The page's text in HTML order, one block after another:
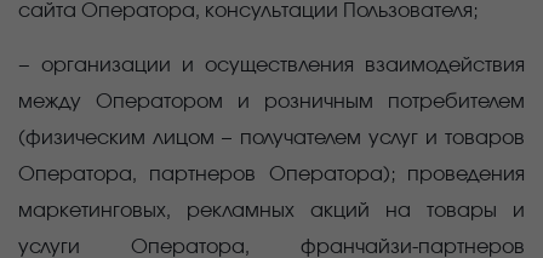
сайта Оператора, консультации Пользователя;
− организации и осуществления взаимодействия
между Оператором и розничным потребителем
(физическим лицом – получателем услуг и товаров
Оператора, партнеров Оператора); проведения
маркетинговых, рекламных акций на товары и
услуги Оператора, франчайзи-партнеров